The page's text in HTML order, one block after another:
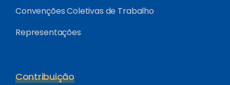
Convenções Coletivas de Trabalho
Representações
Contribuição